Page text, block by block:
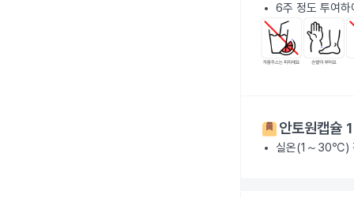
6주 정도 투여하
안토원캡슐
실온(1～30℃)